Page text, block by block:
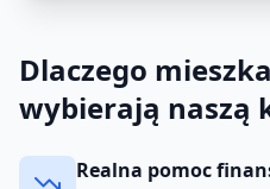
Dlaczego
wybierają naszą
Realna pomoc